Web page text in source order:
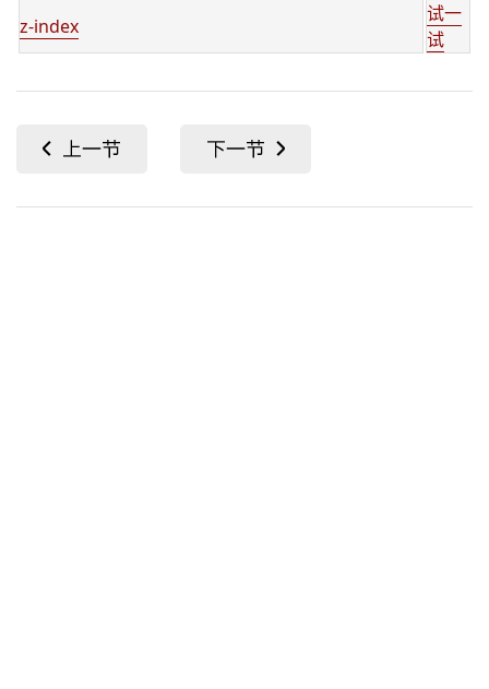
z-index
试一
试